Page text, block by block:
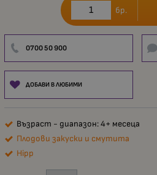
бр.
0700 50 900
ДОБАВИ В ЛЮБИМИ
Възраст - диапазон: 4+ месеца
Плодови закуски и смутита
Hipp